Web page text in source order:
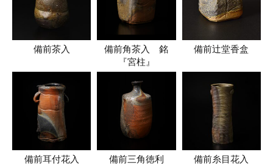
備前茶入
備前角茶入 銘
『宮柱』
備前辻堂香盒
備前耳付花入 備前三角徳利 備前糸目花入